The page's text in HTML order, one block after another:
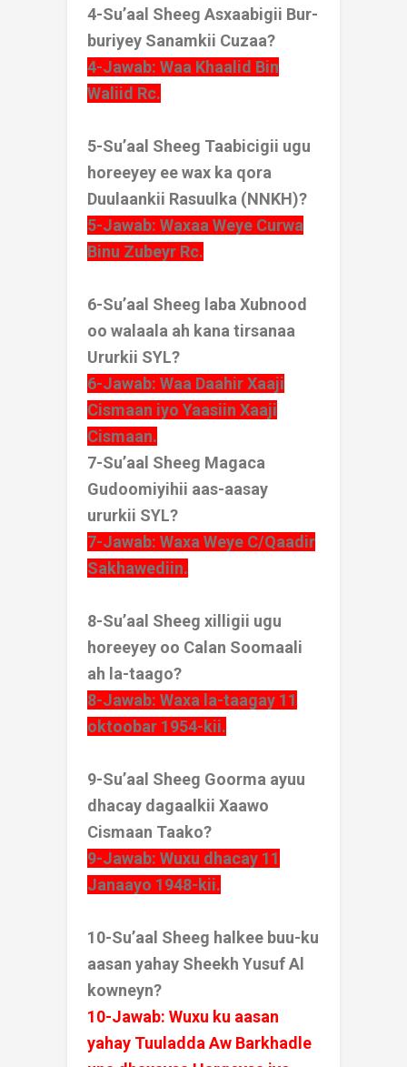
4-Su’aal Sheeg Asxaabigii Bur-
buriyey Sanamkii Cuzaa?
4-Jawab: Waa Khaalid Bin
Waliid Rc.
5-Su’aal Sheeg Taabicigii ugu
horeeyey ee wax ka qora
Duulaankii Rasuulka (NNKH)?
5-Jawab: Waxaa Weye Curwa
Binu Zubeyr Rc.
6-Su’aal Sheeg laba Xubnood
oo walaala ah kana tirsanaa
Ururkii SYL?
6-Jawab: Waa Daahir Xaaji
Cismaan iyo Yaasiin Xaaji
Cismaan.
7-Su’aal Sheeg Magaca
Gudoomiyihii aas-aasay
ururkii SYL?
7-Jawab: Waxa Weye C/Qaadir
Sakhawediin.
8-Su’aal Sheeg xilligii ugu
horeeyey oo Calan Soomaali
ah la-taago?
8-Jawab: Waxa la-taagay 11
oktoobar 1954-kii.
9-Su’aal Sheeg Goorma ayuu
dhacay dagaalkii Xaawo
Cismaan Taako?
9-Jawab: Wuxu dhacay 11
Janaayo 1948-kii.
10-Su’aal Sheeg halkee buu-ku
aasan yahay Sheekh Yusuf Al
kowneyn?
10-Jawab: Wuxu ku aasan
yahay Tuuladda Aw Barkhadle